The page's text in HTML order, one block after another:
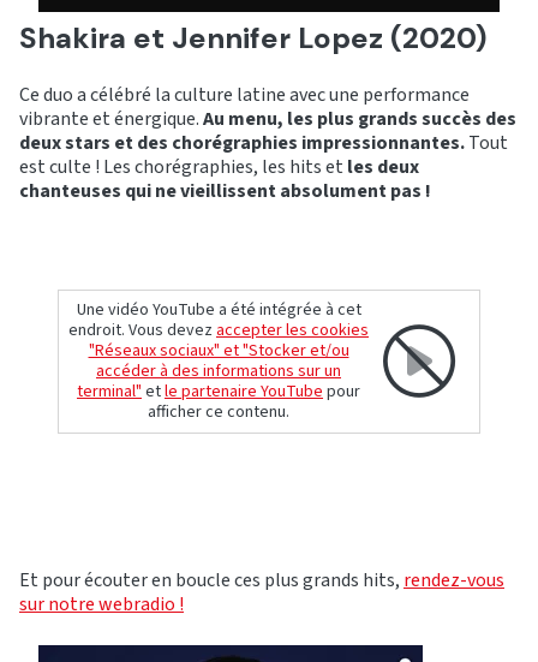
Shakira et Jennifer Lopez (2020)
Ce duo a célébré la culture latine avec une performance
vibrante et énergique.Au menu, les plus grands succès des
deux stars et des chorégraphies impressionnantes.Tout
est culte ! Les chorégraphies, les hits et les deux
chanteuses qui ne vieillissent absolument pas !
Une vidéo YouTube a été intégrée à cet
endroit. Vous devez accepter les cookies
"Réseaux sociaux" et "Stocker et/ou
accéder à des informations sur un
terminal" etle partenaire YouTube pour
afficher ce contenu.
Et pour écouter en boucle ces plus grands hits, rendez-vous
sur notre webradio !